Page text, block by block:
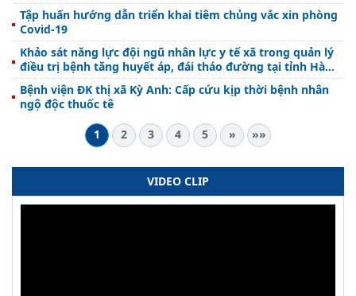
Tập huấn hướng dẫn triển khai tiêm chủng vắc xin phòng
Covid-19
Khảo sát năng lực đội ngũ nhân lực y tế xã trong quản lý
điều trị bệnh tăng huyết áp, đái tháo đường tại tỉnh Hà
Tĩnh
Bệnh viện ĐK thị xã Kỳ Anh: Cấp cứu kịp thời bệnh nhân
ngộ độc thuốc tê
1
2 3 4 5 » »»
VIDEO CLIP